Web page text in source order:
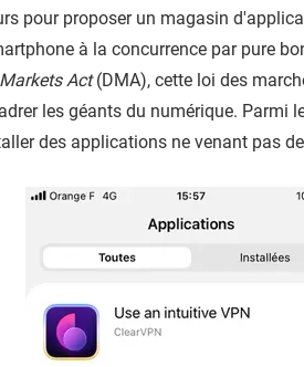
pour proposer un magasin
à la concurrence par pure
Act(DMA), cette loi des
les géants du numérique. Parmi
des applications ne venant pas